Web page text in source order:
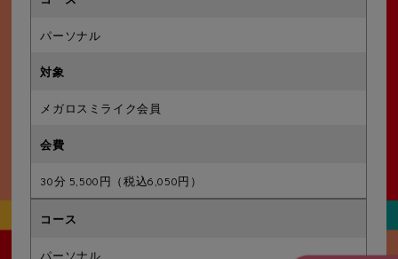
パーソナル
メガロスミライク会員
30分 5,500円（税込6,050円）
パーソナル